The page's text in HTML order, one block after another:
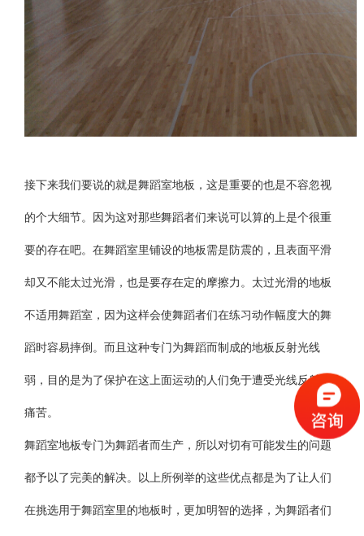
接下来我们要说的就是舞蹈室地板，这是重要的也是不容忽视
的个大细节。因为这对那些舞蹈者们来说可以算的上是个很重
要的存在吧。在舞蹈室里铺设的地板需是防震的，且表面平滑
却又不能太过光滑，也是要存在定的摩擦力。太过光滑的地板
不适用舞蹈室，因为这样会使舞蹈者们在练习动作幅度大的舞
蹈时容易摔倒。而且这种专门为舞蹈而制成的地板反射光线
弱，目的是为了保护在这上面运动的人们免于遭受光线反射的
痛苦。
舞蹈室地板专门为舞蹈者而生产，所以对切有可能发生的问题
都予以了完美的解决。以上所例举的这些优点都是为了让人们
在挑选用于舞蹈室里的地板时，更加明智的选择，为舞蹈者们